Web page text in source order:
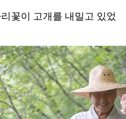
꽃이 고개를 내밀고 있었